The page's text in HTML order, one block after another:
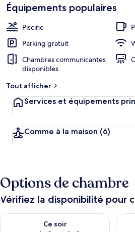
Équipements populaires
Piscine
Parking gratuit
Chambres communicantes
disponibles
Tout afficher
Services et équipements
Comme à la maison (6)
Options de chambre
Vérifiez la disponibilité pour
Ce soir
Vérifier la disponibilité pour ce soir